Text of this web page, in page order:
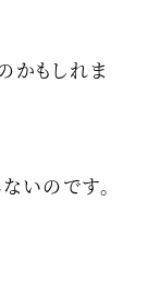
かもしれま
いのです。